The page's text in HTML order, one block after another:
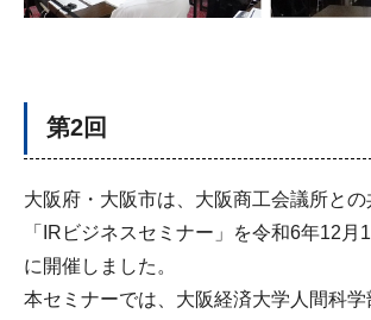
第2回
大阪府・大阪市は、大阪商工会議所との
「IRビジネスセミナー」を令和6年12月
に開催しました。
本セミナーでは、大阪経済大学人間科